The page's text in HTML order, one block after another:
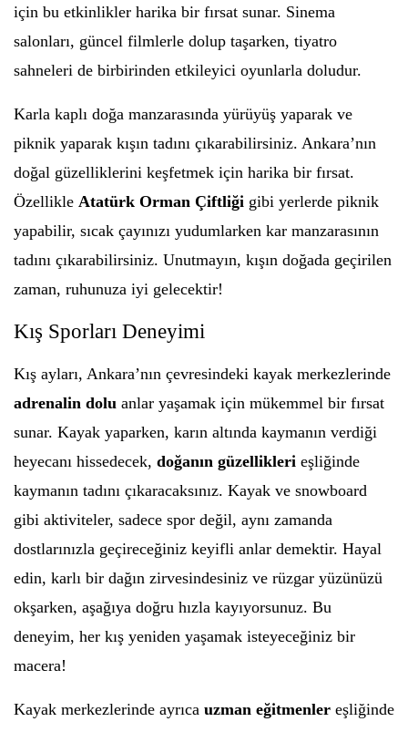
için bu etkinlikler harika bir fırsat sunar. Sinema
salonları, güncel filmlerle dolup taşarken, tiyatro
sahneleri de birbirinden etkileyici oyunlarla doludur.
Karla kaplı doğa manzarasında yürüyüş yaparak ve
piknik yaparak kışın tadını çıkarabilirsiniz. Ankara’nın
doğal güzelliklerini keşfetmek için harika bir fırsat.
Özellikle Atatürk Orman Çiftliği gibi yerlerde piknik
yapabilir, sıcak çayınızı yudumlarken kar manzarasının
tadını çıkarabilirsiniz. Unutmayın, kışın doğada geçirilen
zaman, ruhunuza iyi gelecektir!
Kış Sporları Deneyimi
Kış ayları, Ankara’nın çevresindeki kayak merkezlerinde
adrenalin dolu anlar yaşamak için mükemmel bir fırsat
sunar. Kayak yaparken, karın altında kaymanın verdiği
heyecanı hissedecek, doğanın güzellikleri eşliğinde
kaymanın tadını çıkaracaksınız. Kayak ve snowboard
gibi aktiviteler, sadece spor değil, aynı zamanda
dostlarınızla geçireceğiniz keyifli anlar demektir. Hayal
edin, karlı bir dağın zirvesindesiniz ve rüzgar yüzünüzü
okşarken, aşağıya doğru hızla kayıyorsunuz. Bu
deneyim, her kış yeniden yaşamak isteyeceğiniz bir
macera!
Kayak merkezlerinde ayrıca uzman eğitmenler eşliğinde